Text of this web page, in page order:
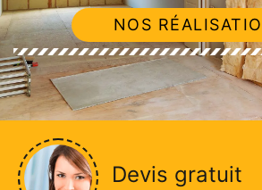
NOS
Devis gratuit